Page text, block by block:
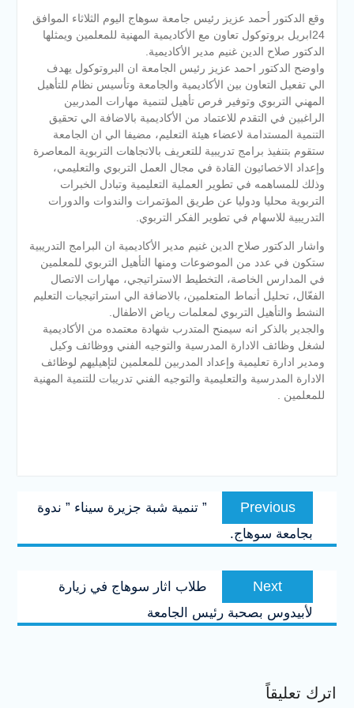
وقع الدكتور أحمد عزيز رئيس جامعة سوهاج اليوم الثلاثاء الموافق
24ابريل بروتوكول تعاون مع الأكاديمية المهنية للمعلمين ويمثلها
الدكتور صلاح الدين غنيم مدير الأكاديمية.
واوضح الدكتور احمد عزيز رئيس الجامعة ان البروتوكول يهدف
الي تفعيل التعاون بين الأكاديمية والجامعة وتأسيس نظام للتأهيل
المهني التربوي وتوفير فرص تأهيل لتنمية مهارات المدربين
الراغبين في التقدم للاعتماد من الأكاديمية بالاضافة الي تحقيق
التنمية المستدامة لاعضاء هيئة التعليم، مضيفا الي ان الجامعة
ستقوم بتنفيذ برامج تدريبية للتعريف بالاتجاهات التربوية المعاصرة
وإعداد الاخصائيون القادة في مجال العمل التربوي والتعليمي،
وذلك للمساهمه في تطوير العملية التعليمية وتبادل الخبرات
التربوية محليا ودوليا عن طريق المؤتمرات والندوات والدورات
التدريبية للاسهام في تطوير الفكر التربوي.
واشار الدكتور صلاح الدين غنيم مدير الأكاديمية ان البرامج التدريبية
ستكون في عدد من الموضوعات ومنها التأهيل التربوي للمعلمين
في المدارس الخاصة، التخطيط الاستراتيجي، مهارات الاتصال
الفعّال، تحليل أنماط المتعلمين، بالاضافة الي استراتيجيات التعليم
النشط والتأهيل التربوي لمعلمات رياض الاطفال.
والجدير بالذكر انه سيمنح المتدرب شهادة معتمده من الأكاديمية
لشغل وظائف الادارة المدرسية والتوجيه الفني ووظائف وكيل
ومدير ادارة تعليمية وإعداد المدربين للمعلمين لتإهيليهم لوظائف
الادارة المدرسية والتعليمية والتوجيه الفني تدريبات للتنمية المهنية
للمعلمين .
تصفّح
المقالاتPrevious
post:
” تنمية شبة جزيرة سيناء ” ندوة
بجامعة سوهاج.
Next
Next
post:
طلاب اثار سوهاج في زيارة
لأبيدوس بصحبة رئيس الجامعة
اترك تعليقاً